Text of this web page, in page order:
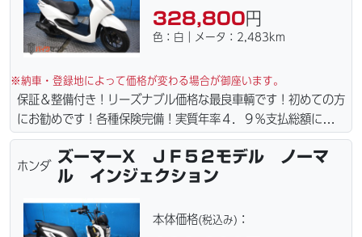
す。詳しくはお問合わせ下さい。ご契約後の取り置き＆保管無料
サービス行ってます。当社ホームページにて詳細画像見れます。
328,800円
色：白｜メータ：2,483km
※納車・登録地によって価格が変わる場合が御座います。
保証＆整備付き！リーズナブル価格な最良車輌です！初めての方
にお勧めです！各種保険完備！実質年率４．９％支払総額に自賠
責保険１年含まれてます。全国どこでも１万円〜4.5万円にて配
達致します！！（離島の場合は港止めになります）ｗｅｂロー
ン・カード各種取り扱ってます。タイヤ・ブレーキパッド・ベル
ズナブルな価格にて消耗品交換プラン１万〜ご用意しておりま
ホンダ
ズーマーX ＪＦ５２モデル ノーマ
ル インジェクション
本体価格(税込み) ：